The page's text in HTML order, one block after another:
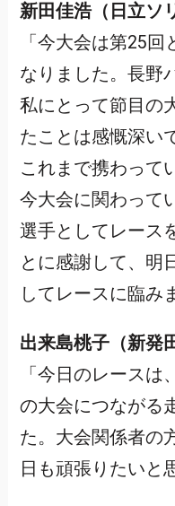
新田佳浩（日立ソ
「今大会は第25
なりました。長野
私にとって節目の
たことは感慨深い
これまで携わって
今大会に関わって
選手としてレース
とに感謝して、明
してレースに臨み
出来島桃子（新発
「今日のレース
の大会につながる
た。大会関係者の
日も頑張りたいと